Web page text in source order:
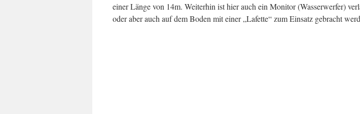
einer Länge von 14m. Weiterhin ist hier auch ein Monitor (Wasserwerfer)
oder aber auch auf dem Boden mit einer „Lafette“ zum Einsatz gebracht